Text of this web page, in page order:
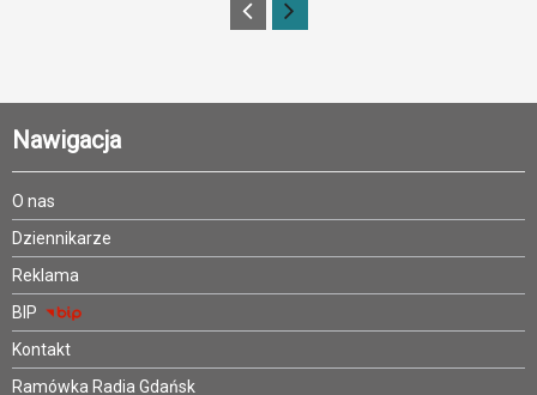
Nawigacja
O nas
Dziennikarze
Reklama
BIP
Kontakt
Ramówka Radia Gdańsk